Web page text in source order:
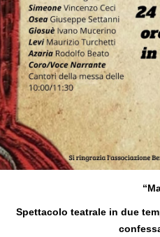
Spettacolo teatrale in due